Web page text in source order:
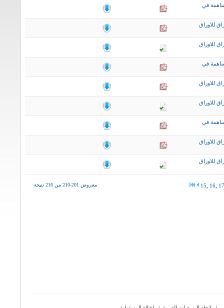
في
للاوراق
للاوراق
في
للاوراق
للاوراق
في
للاوراق
للاوراق
معروض 201-210 من 216 نتيجة 15 16 17